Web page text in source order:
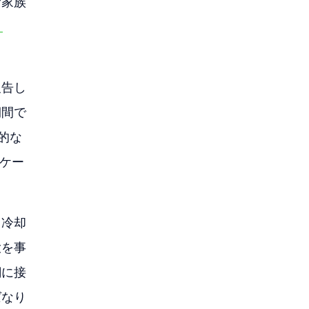
し
で
な
ー
却
事
接
り